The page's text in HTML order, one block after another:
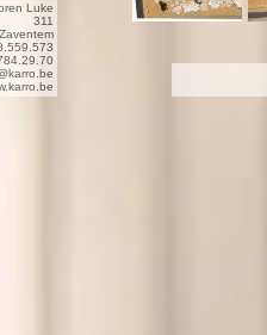
Luke
311
Zaventem